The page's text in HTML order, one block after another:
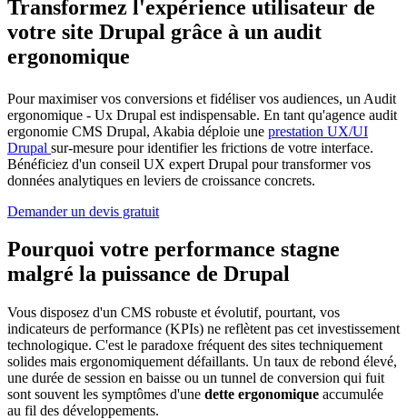
Transformez l'expérience utilisateur de
votre site Drupal grâce à un audit
ergonomique
Pour maximiser vos conversions et fidéliser vos audiences, un Audit
ergonomique - Ux Drupal est indispensable. En tant qu'agence audit
ergonomie CMS Drupal, Akabia déploie une prestation UX/UI
Drupal sur-mesure pour identifier les frictions de votre interface.
Bénéficiez d'un conseil UX expert Drupal pour transformer vos
données analytiques en leviers de croissance concrets.
Demander un devis gratuit
Pourquoi votre performance stagne
malgré la puissance de Drupal
Vous disposez d'un CMS robuste et évolutif, pourtant, vos
indicateurs de performance (KPIs) ne reflètent pas cet investissement
technologique. C'est le paradoxe fréquent des sites techniquement
solides mais ergonomiquement défaillants. Un taux de rebond élevé,
une durée de session en baisse ou un tunnel de conversion qui fuit
sont souvent les symptômes d'une dette ergonomique accumulée
au fil des développements.